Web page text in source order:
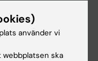
använder vi
webbplatsen ska